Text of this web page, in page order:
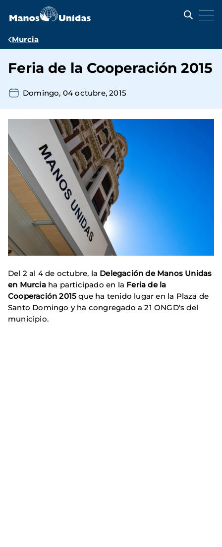
contenido
Ruta
navegación
Murcia
Feria de la Cooperación 2015
Domingo, 04 octubre, 2015
Del 2 al 4 de octubre, la Delegación de Manos Unidas
en Murciaha participado en la Feria de la
Cooperación 2015 que ha tenido lugar en la Plaza de
Santo Domingo y ha congregado a 21 ONGD's del
municipio.